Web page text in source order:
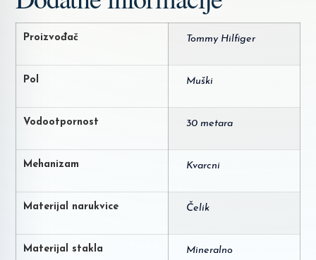
Proizvođač Tommy Hilfiger
Pol Muški
Vodootpornost 30 metara
Mehanizam Kvarcni
Materijal narukvice Čelik
Materijal stakla Mineralno